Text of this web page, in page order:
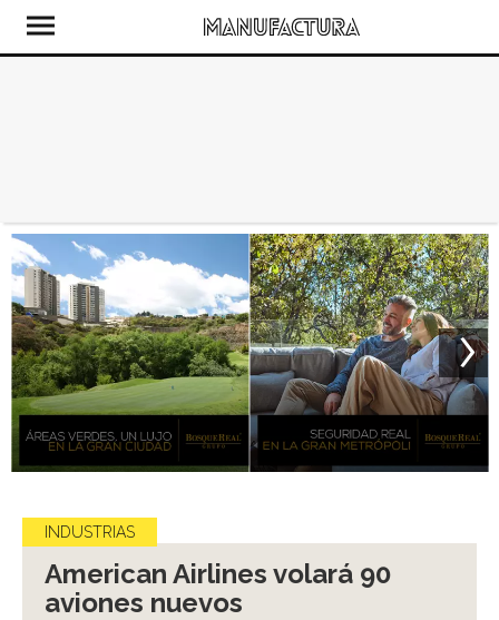
INDUSTRIAS
American Airlines volará 90
aviones nuevos